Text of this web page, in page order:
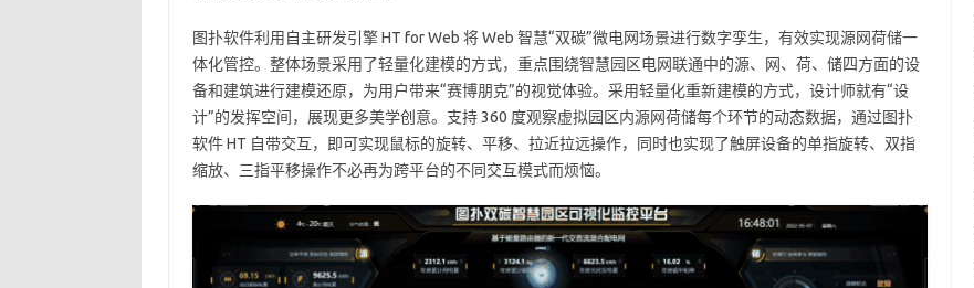
图扑软件利用自主研发引擎 HT for Web 将 Web 智慧“双碳”微电网场景进行数字孪生，有效实现源网荷储一
体化管控。整体场景采用了轻量化建模的方式，重点围绕智慧园区电网联通中的源、网、荷、储四方面的设
备和建筑进行建模还原，为用户带来“赛博朋克”的视觉体验。采用轻量化重新建模的方式，设计师就有“设
计”的发挥空间，展现更多美学创意。支持 360 度观察虚拟园区内源网荷储每个环节的动态数据，通过图扑
软件 HT 自带交互，即可实现鼠标的旋转、平移、拉近拉远操作，同时也实现了触屏设备的单指旋转、双指
缩放、三指平移操作不必再为跨平台的不同交互模式而烦恼。